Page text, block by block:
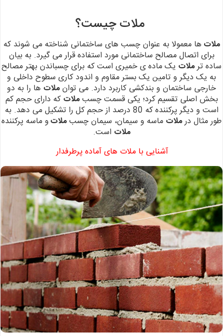
ملات چیست؟
ملات ها معمولا به عنوان چسب های ساختمانی شناخته می شوند که
برای اتصال مصالح ساختمانی مورد استفاده قرار میگیرد. به بیان
ساده ترملات یک ماده ی خمیری است که برای چسباندن بهتر مصالح
به یک دیگر و تامین یک بستر مقاوم و اندود کاری سطوح داخلی و
خارجی ساختمان و بندکشی کاربرد دارد. می توانملات ها را به دو
بخش اصلی تقسیم کرد؛ یکی قسمت چسبملات که دارای حجم کم
است و دیگر پرکننده که 80 درصد از حجم کل را تشکیل
می دهد. به
طور مثال درملات ماسه و سیمان، سیمان چسبملاتو ماسه پرکننده
ملات است.
آشنایی با ملات های آماده پرطرفدار